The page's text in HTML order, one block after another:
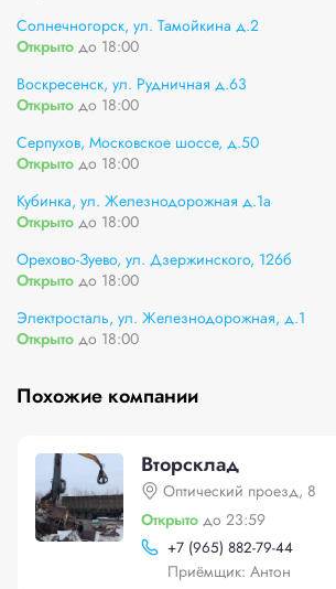
Солнечногорск, ул. Тамойкина д.2
Открыто до 18:00
Воскресенск, ул. Рудничная д.63
Открыто до 18:00
Серпухов, Московское шоссе, д.50
Открыто до 18:00
Кубинка, ул. Железнодорожная д.1а
Открыто до 18:00
Орехово-Зуево, ул. Дзержинского, 126б
Открыто до 18:00
Электросталь, ул. Железнодорожная, д.1
Открыто до 18:00
Похожие компании
Вторсклад
Оптический проезд, 8
Открыто до 23:59
+7 (965) 882-79-44
Приёмщик: Антон